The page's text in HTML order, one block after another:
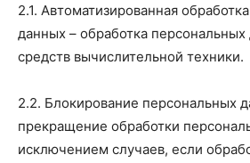
2.1. Автоматизированная
данных – обработка
средств вычислительной техники.
2.2. Блокирование персональных
прекращение обработки
исключением случаев, если